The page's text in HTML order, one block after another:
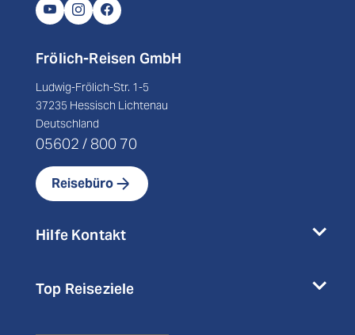
Frölich-Reisen GmbH
Ludwig-Frölich-Str. 1-5
37235 Hessisch Lichtenau
Deutschland
05602 / 800 70
Reisebüro
Hilfe Kontakt
Top Reiseziele